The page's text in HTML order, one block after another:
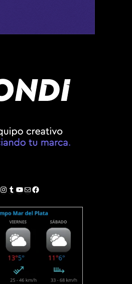
Instagram
Tumblr
YouTube
Correo electrónico
Facebook